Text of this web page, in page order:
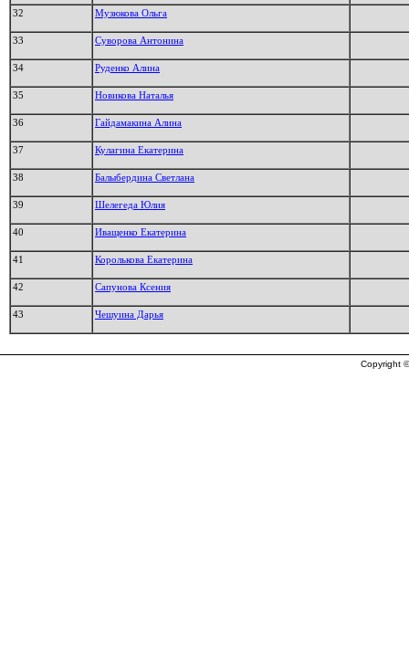
32 Музюкова Ольга
33 Суворова Антонина
34 Руденко Алина
35 Новикова Наталья
36 Гайдамакина Алина
37 Кулагина Екатерина
38 Балыбердина Светлана
39 Шелегеда Юлия
40 Иващенко Екатерина
41 Королькова Екатерина
42 Сапунова Ксения
43 Чешуина Дарья
Copyright